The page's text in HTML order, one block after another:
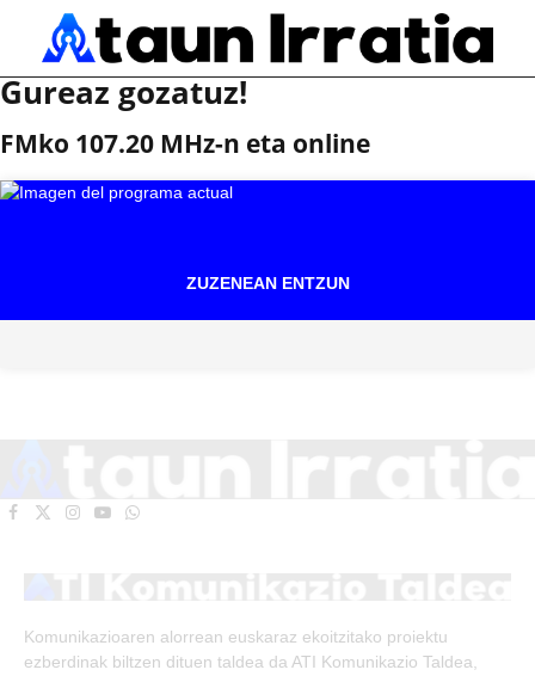
Gureaz gozatuz!
FMko 107.20 MHz-n eta online
ZUZENEAN ENTZUN
Facebook
X
Instagram
YouTubeWhatsApp
Komunikazioaren alorrean euskaraz ekoitzitako proiektu
ezberdinak biltzen dituen taldea da ATI Komunikazio Taldea,